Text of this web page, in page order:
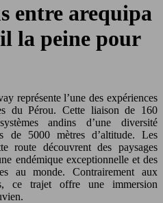
entre arequipa
la peine pour
représente l’une des expériences
du Pérou. Cette liaison de 160
andins d’une diversité
de 5000 mètres d’altitude. Les
route découvrent des paysages
endémique exceptionnelle et des
au monde. Contrairement aux
ce trajet offre une immersion